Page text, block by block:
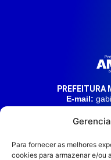
Para fornecer as melhores
cookies para armazenar e/ou
PREFEITURA
E-mail:
Av. 21 de